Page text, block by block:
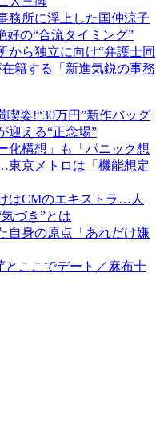
務所に浮上した国仲涼子
好の“合流タイミング”
から独立に向け“弁護士同
籍する「新進気鋭の事務
喫姿!“30万円”新作バッグ
迎える“正念場”
化構想」も「パニック想
東京メトロは「機能想定
はCMのエキストラ…人
づき”とは
自身の原点「あれだけ嫌
とここでデート／麻布十